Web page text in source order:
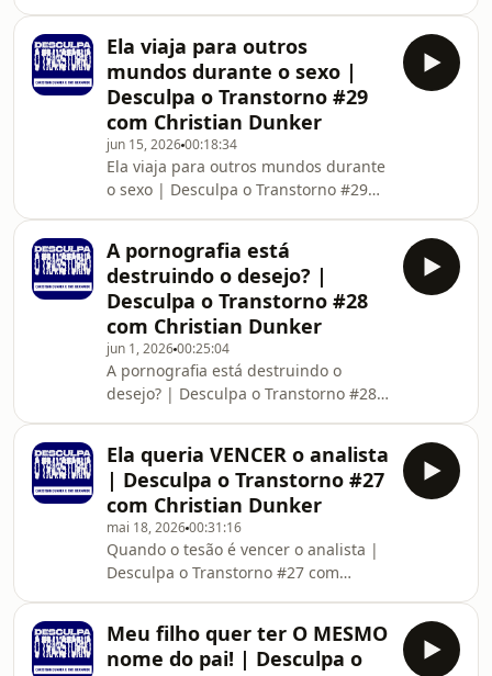
carta de uma mulher qu
lemos a carta de uma mulher de 42
anos que conviveu durante décadas
com compulsão alimentar, dores
crônicas, lipedema, bulimia, dismorfia
corporal e uma vida marcada pelo
excesso. Depois de iniciar o
tratamento com uma das novas
canetas para emagrecimento, ela viu
a c
Ela viaja para outros
mundos durante o sexo |
Desculpa o Transtorno #29
com Christian Dunker
jun 15, 202600:18:34
Ela viaja para outros mundos durante
o sexo | Desculpa o Transtorno #29
carta de uma mulher que percebeu
algo curioso durante sua vida sexual:
enquanto faz sexo, sua mente
frequentemente viaja para lugares
completamente aleatórios. Castelos
medievais, aldeias indígenas, ruas
desconhecidas e paisagens distantes
surgem sem aviso, c
A pornografia está
destruindo o desejo? |
Desculpa o Transtorno #28
com Christian Dunker
jun 1, 202600:25:04
A pornografia está destruindo o
desejo? | Desculpa o Transtorno #28
carta de um homem de 33 anos que
vive preso entre fantasias intensas,
consumo diário de pornografia e uma
enorme dificuldade de sustentar
relações reais. Apesar de desejar um
relacionamento amoroso, ele evita
proximidade, se decepciona
rapidamente com encontros e
Ela queria VENCER o analista
| Desculpa o Transtorno #27
com Christian Dunker
mai 18, 202600:31:16
Quando o tesão é vencer o analista |
Desculpa o Transtorno #27 com
de uma mulher que transforma suas
análises em jogos de poder. Depois de
Meu filho quer ter O MESMO
nome do pai! | Desculpa o